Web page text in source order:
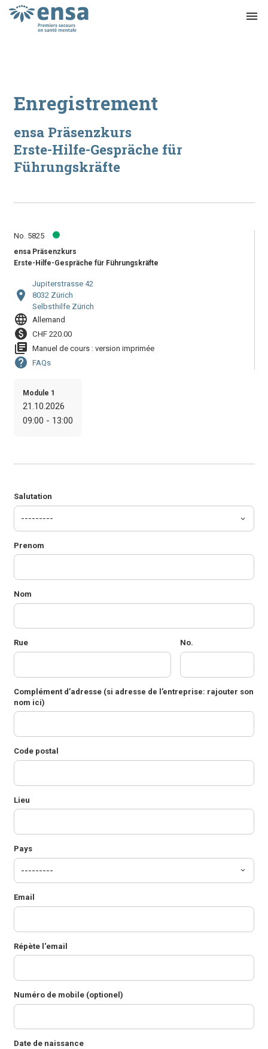
menu
Enregistrement
ensa Präsenzkurs
Erste-Hilfe-Gespräche für
Führungskräfte
No. 5825
ensa Präsenzkurs
Erste-Hilfe-Gespräche für Führungskräfte
location_on
Jupiterstrasse 42
8032 Zürich
Selbsthilfe Zürich
language Allemand
paid CHF 220.00
library_books Manuel de cours : version imprimée
help FAQs
Module 1
21.10.2026
09:00 - 13:00
Salutation
Prenom
Nom
Rue No.
Complément d’adresse (si adresse de l’entreprise: rajouter son
nom ici)
Code postal
Lieu
Pays
Email
Répète l'email
Numéro de mobile (optionel)
Date de naissance